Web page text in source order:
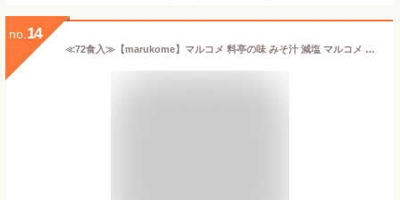
no. 14
≪72食入≫【marukome】マルコメ 料亭の味 みそ汁 減塩 マルコメ 減塩味噌汁 大容量! ◇4つの定番味×各18食◇ 長ねぎ・とうふ・わかめ・油あげ 即席みそ汁 インスタント 味噌汁 汁物【costco コストコ コストコ通販】★送料無料★